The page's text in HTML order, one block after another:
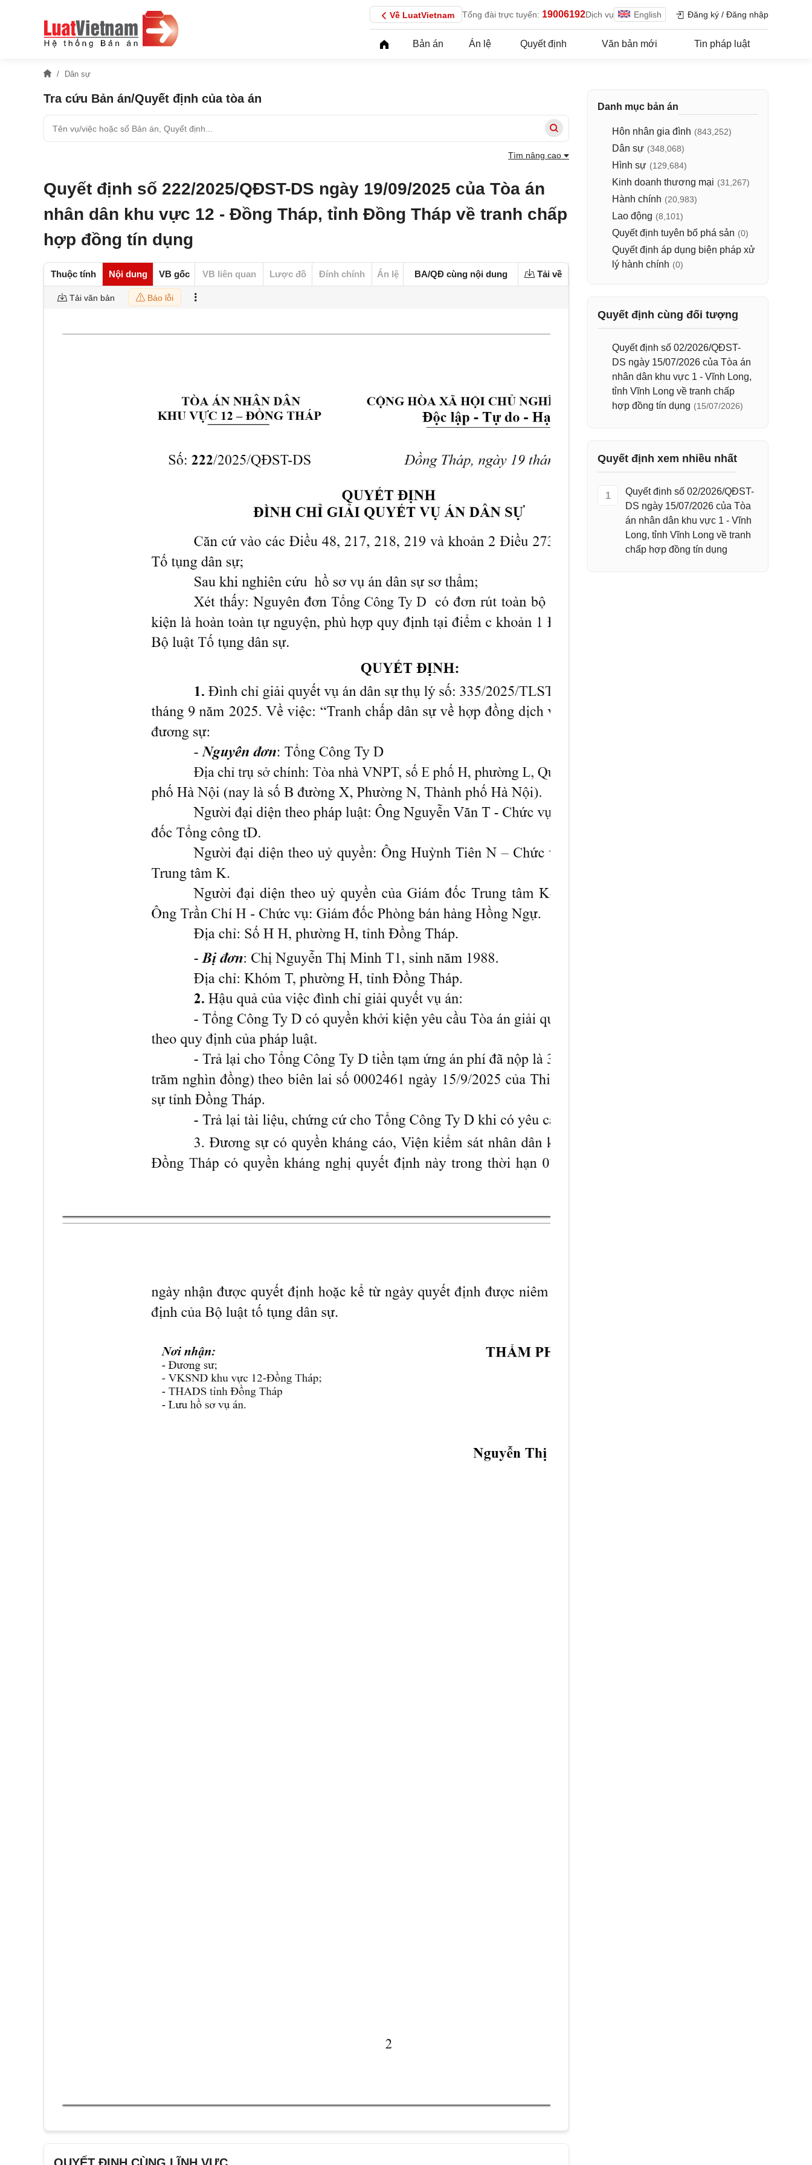
Về LuatVietnam Tổng đài trực tuyến: 19006192Dịch vụ English Đăng ký / Đăng nhập
Bản án Án lệ Quyết định Văn bản mới Tin pháp luật
Dân sự
Tra cứu Bản án/Quyết định của tòa án
Tìm nâng cao
Quyết định số 222/2025/QĐST-DS ngày 19/09/2025 của Tòa án
nhân dân khu vực 12 - Đồng Tháp, tỉnh Đồng Tháp về tranh chấp
hợp đồng tín dụng
Thuộc tính Nội dung VB gốc VB liên quan Lược đồ Đính chính Án lệ BA/QĐ cùng nội dung Tải về
Tải văn bản Báo lỗi
Danh mục bản án
Hôn nhân gia đình (843,252)
Dân sự (348,068)
Hình sự (129,684)
Kinh doanh thương mại (31,267)
Hành chính (20,983)
Lao động (8,101)
Quyết định tuyên bố phá sản (0)
Quyết định áp dụng biện pháp xử
lý hành chính (0)
Quyết định cùng đối tượng
Quyết định số 02/2026/QĐST-
DS ngày 15/07/2026 của Tòa án
nhân dân khu vực 1 - Vĩnh Long,
tỉnh Vĩnh Long về tranh chấp
hợp đồng tín dụng (15/07/2026)
Quyết định xem nhiều nhất
1
Quyết định số 02/2026/QĐST-
DS ngày 15/07/2026 của Tòa
án nhân dân khu vực 1 - Vĩnh
Long, tỉnh Vĩnh Long về tranh
chấp hợp đồng tín dụng